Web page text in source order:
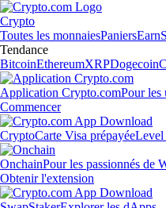
Crypto
Toutes les monnaiesPaniersEarn
Tendance
BitcoinEthereumXRPDogecoin
Application Crypto.comPour les
Commencer
CryptoCarte Visa prépayée
OnchainPour les passionnés de
Obtenir l'extension